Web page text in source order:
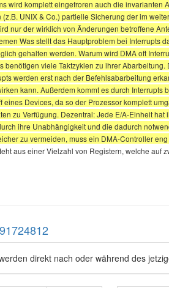
wird komplett eingefroren auch die
UNIX & Co.) partielle Sicherung der im
nur der wirklich von Änderungen betroffene
Was stellt das Hauptproblem bei Interrupts
gehalten werden. Warum wird DMA oft
benötigen viele Taktzyklen zu ihrer
werden erst nach der Befehlsabarbeitung
kann. Außerdem kommt es durch
eines Devices, da so der Prozessor komplett
zu Verfügung. Dezentral: Jede E/A-Einheit
ihre Unabhängigkeit und die dadurch
zu vermeiden, muss ein DMA-Controller
aus einer Vielzahl von Registern, welche
direkt nach oder während des